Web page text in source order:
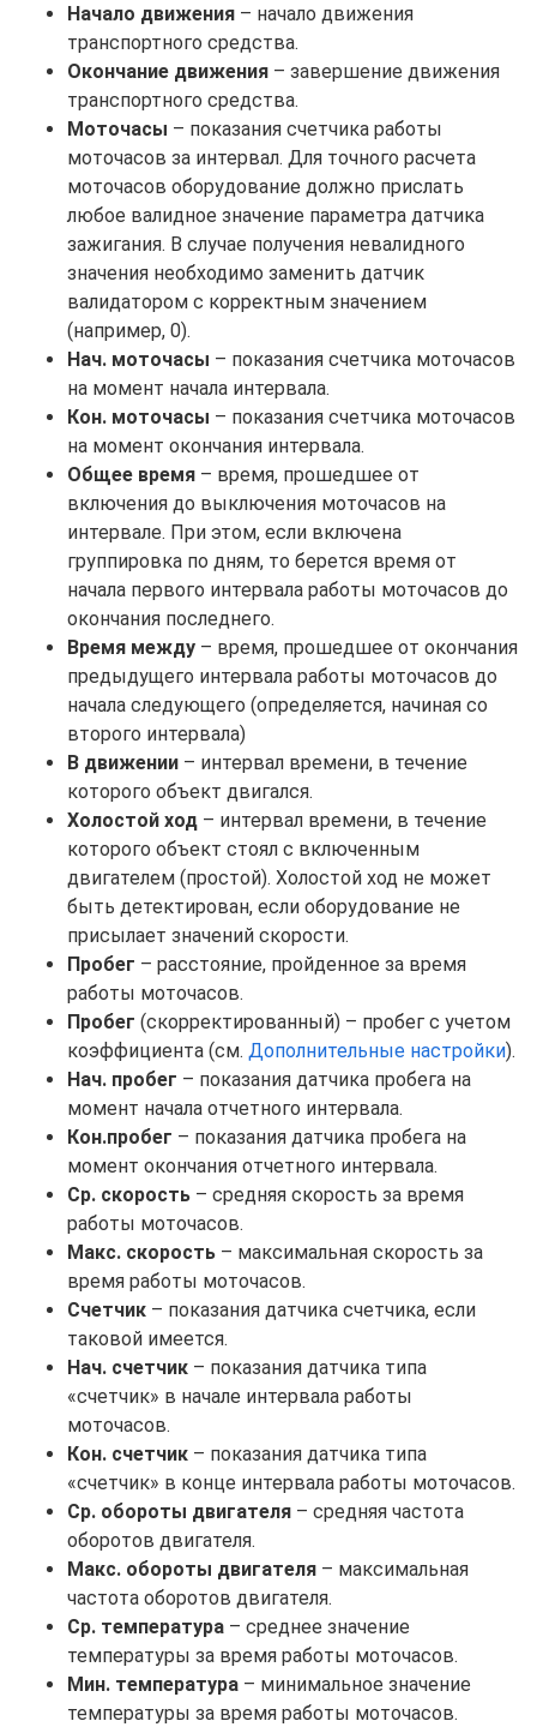
Начало движения – начало движения
транспортного средства.
Окончание движения – завершение движения
транспортного средства.
Моточасы – показания счетчика работы
моточасов за интервал. Для точного расчета
моточасов оборудование должно прислать
любое валидное значение параметра датчика
зажигания. В случае получения невалидного
значения необходимо заменить датчик
валидатором с корректным значением
(например, 0).
Нач. моточасы – показания счетчика моточасов
на момент начала интервала.
Кон. моточасы – показания счетчика моточасов
на момент окончания интервала.
Общее время – время, прошедшее от
включения до выключения моточасов на
интервале. При этом, если включена
группировка по дням, то берется время от
начала первого интервала работы моточасов до
окончания последнего.
Время между – время, прошедшее от окончания
предыдущего интервала работы моточасов до
начала следующего (определяется, начиная со
второго интервала)
В движении – интервал времени, в течение
которого объект двигался.
Холостой ход – интервал времени, в течение
которого объект стоял с включенным
двигателем (простой). Холостой ход не может
быть детектирован, если оборудование не
присылает значений скорости.
Пробег – расстояние, пройденное за время
работы моточасов.
Пробег (скорректированный) – пробег с учетом
коэффициента (см. Дополнительные настройки).
Нач. пробег – показания датчика пробега на
момент начала отчетного интервала.
Кон.пробег – показания датчика пробега на
момент окончания отчетного интервала.
Ср. скорость – средняя скорость за время
работы моточасов.
Макс. скорость – максимальная скорость за
время работы моточасов.
Счетчик – показания датчика счетчика, если
таковой имеется.
Нач. счетчик – показания датчика типа
«счетчик» в начале интервала работы
моточасов.
Кон. счетчик – показания датчика типа
«счетчик» в конце интервала работы моточасов.
Ср. обороты двигателя – средняя частота
оборотов двигателя.
Макс. обороты двигателя – максимальная
частота оборотов двигателя.
Ср. температура – среднее значение
температуры за время работы моточасов.
Мин. температура – минимальное значение
температуры за время работы моточасов.